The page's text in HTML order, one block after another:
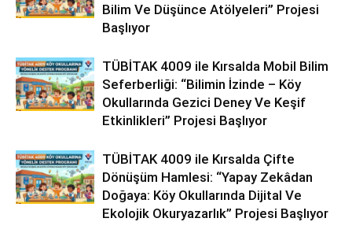
Bilim Ve Düşünce Atölyeleri” Projesi
Başlıyor
TÜBİTAK 4009 ile Kırsalda Mobil Bilim
Seferberliği: “Bilimin İzinde – Köy
Okullarında Gezici Deney Ve Keşif
Etkinlikleri” Projesi Başlıyor
TÜBİTAK 4009 ile Kırsalda Çifte
Dönüşüm Hamlesi: “Yapay Zekâdan
Doğaya: Köy Okullarında Dijital Ve
Ekolojik Okuryazarlık” Projesi Başlıyor